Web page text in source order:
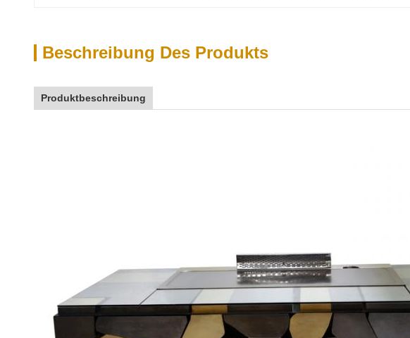
Beschreibung Des Produkts
Produktbeschreibung